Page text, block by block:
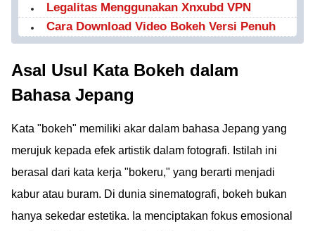
Legalitas Menggunakan Xnxubd VPN
Cara Download Video Bokeh Versi Penuh
Asal Usul Kata Bokeh dalam
Bahasa Jepang
Kata "bokeh" memiliki akar dalam bahasa Jepang yang
merujuk kepada efek artistik dalam fotografi. Istilah ini
berasal dari kata kerja "bokeru," yang berarti menjadi
kabur atau buram. Di dunia sinematografi, bokeh bukan
hanya sekedar estetika. Ia menciptakan fokus emosional